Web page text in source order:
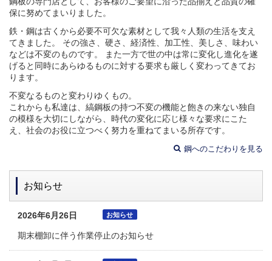
保に努めてまいりました。
鉄・鋼は古くから必要不可欠な素材として我々人類の生活を支え
てきました。 その強さ、硬さ、経済性、加工性、美しさ、味わい
などは不変のものです。 また一方で世の中は常に変化し進化を遂
げると同時にあらゆるものに対する要求も厳しく変わってきてお
ります。
不変なるものと変わりゆくもの。
これからも私達は、縞鋼板の持つ不変の機能と飽きの来ない独自
の模様を大切にしながら、時代の変化に応じ様々な要求にこた
え、社会のお役に立つべく努力を重ねてまいる所存です。
鋼へのこだわりを見る
お知らせ
2026年6月26日 お知らせ
期末棚卸に伴う作業停止のお知らせ